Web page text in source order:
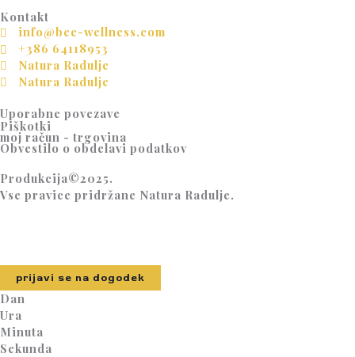
Kontakt
info@bee-wellness.com
+386 64118953
Natura Radulje
Natura Radulje
Uporabne povezave
Piškotki
moj račun - trgovina
Obvestilo o obdelavi podatkov
Produkcija©2025.
Vse pravice pridržane Natura Radulje.
prijavi se na dogodek
Dan
Ura
Minuta
Sekunda